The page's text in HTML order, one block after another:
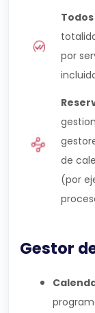
por
de
(por
Gestor